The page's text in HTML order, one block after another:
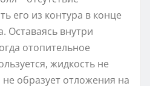
его из контура в конце
Оставаясь внутри
отопительное
жидкость не
образует отложения на